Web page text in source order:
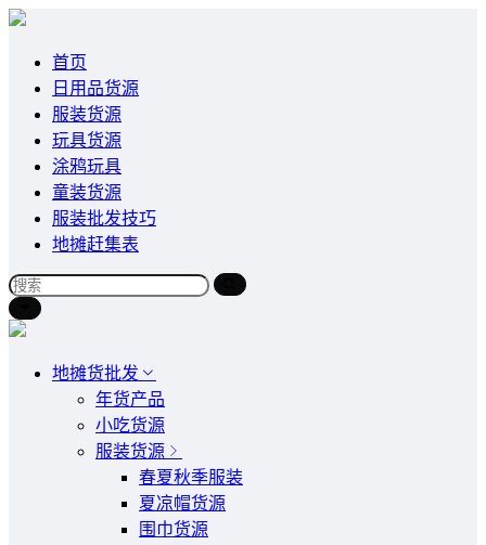
首页
日用品货源
服装货源
玩具货源
涂鸦玩具
童装货源
服装批发技巧
地摊赶集表
地摊货批发
年货产品
小吃货源
服装货源
春夏秋季服装
夏凉帽货源
围巾货源